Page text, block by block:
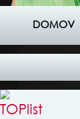
DOMOV